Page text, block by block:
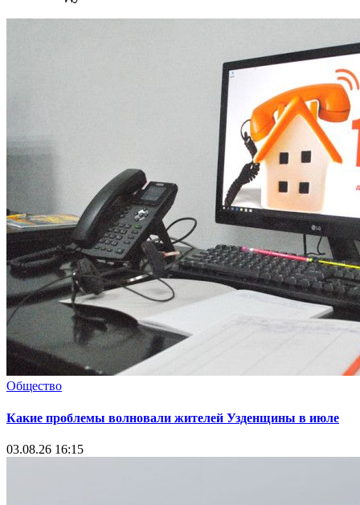
Общество
Какие проблемы волновали жителей Узденщины в июле
03.08.26 16:15